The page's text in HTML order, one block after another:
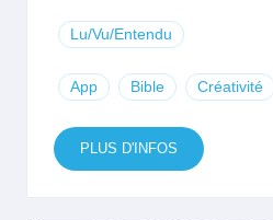
Lu/Vu/Entendu
App Bible Créativité
PLUS D'INFOS